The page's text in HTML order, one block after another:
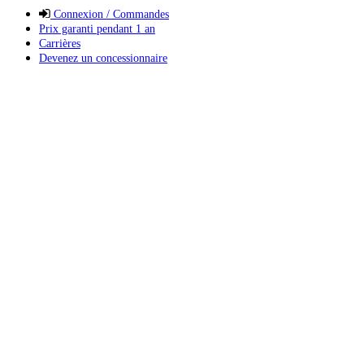
Connexion / Commandes
Prix garanti pendant 1 an
Carrières
Devenez un concessionnaire